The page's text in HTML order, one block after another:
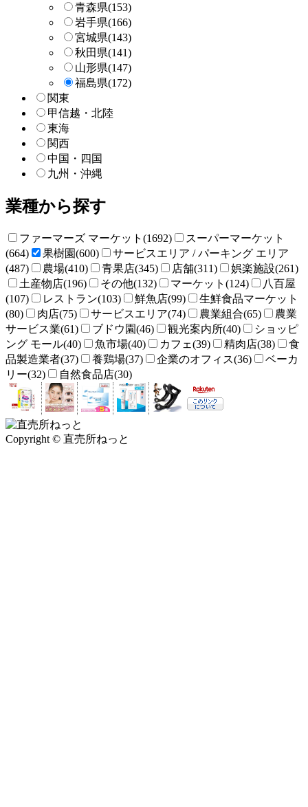
青森県(153)
岩手県(166)
宮城県(143)
秋田県(141)
山形県(147)
福島県(172)
関東
甲信越・北陸
東海
関西
中国・四国
九州・沖縄
業種から探す
ファーマーズ マーケット(1692)
スーパーマーケット
(664)
果樹園(600)
サービスエリア / パーキング エリア
(487)
農場(410) 青果店(345) 店舗(311)
娯楽施設(261)
土産物店(196)
その他(132) マーケット(124)
八百屋
(107)
レストラン(103) 鮮魚店(99)
生鮮食品マーケット
(80)
肉店(75) サービスエリア(74) 農業組合(65)
農業
サービス業(61)
ブドウ園(46) 観光案内所(40)
ショッピ
ング モール(40)
魚市場(40) カフェ(39) 精肉店(38)
食
品製造業者(37)
養鶏場(37) 企業のオフィス(36)
ベーカ
リー(32)
自然食品店(30)
Copyright © 直売所ねっと